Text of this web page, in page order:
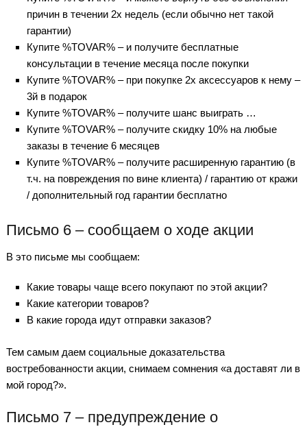
причин в течении 2х недель (если обычно нет такой
гарантии)
Купите %TOVAR% – и получите бесплатные
консультации в течение месяца после покупки
Купите %TOVAR% – при покупке 2х аксессуаров к нему –
3й в подарок
Купите %TOVAR% – получите шанс выиграть …
Купите %TOVAR% – получите скидку 10% на любые
заказы в течение 6 месяцев
Купите %TOVAR% – получите расширенную гарантию (в
т.ч. на повреждения по вине клиента) / гарантию от кражи
/ дополнительный год гарантии бесплатно
Письмо 6 – сообщаем о ходе акции
В это письме мы сообщаем:
Какие товары чаще всего покупают по этой акции?
Какие категории товаров?
В какие города идут отправки заказов?
Тем самым даем социальные доказательства
востребованности акции, снимаем сомнения «а доставят ли в
мой город?».
Письмо 7 – предупреждение о